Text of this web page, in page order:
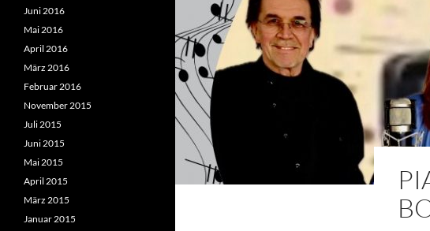
Juni 2016
Mai 2016
April 2016
März 2016
Februar 2016
November 2015
Juli 2015
Juni 2015
Mai 2015
April 2015
März 2015
Januar 2015